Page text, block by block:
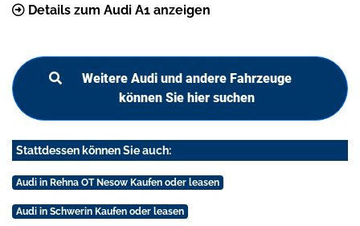
Details zum Audi A1 anzeigen
Weitere Audi und andere Fahrzeuge
können Sie hier suchen
Stattdessen können Sie auch:
Audi in Rehna OT Nesow Kaufen oder leasen
Audi in Schwerin Kaufen oder leasen